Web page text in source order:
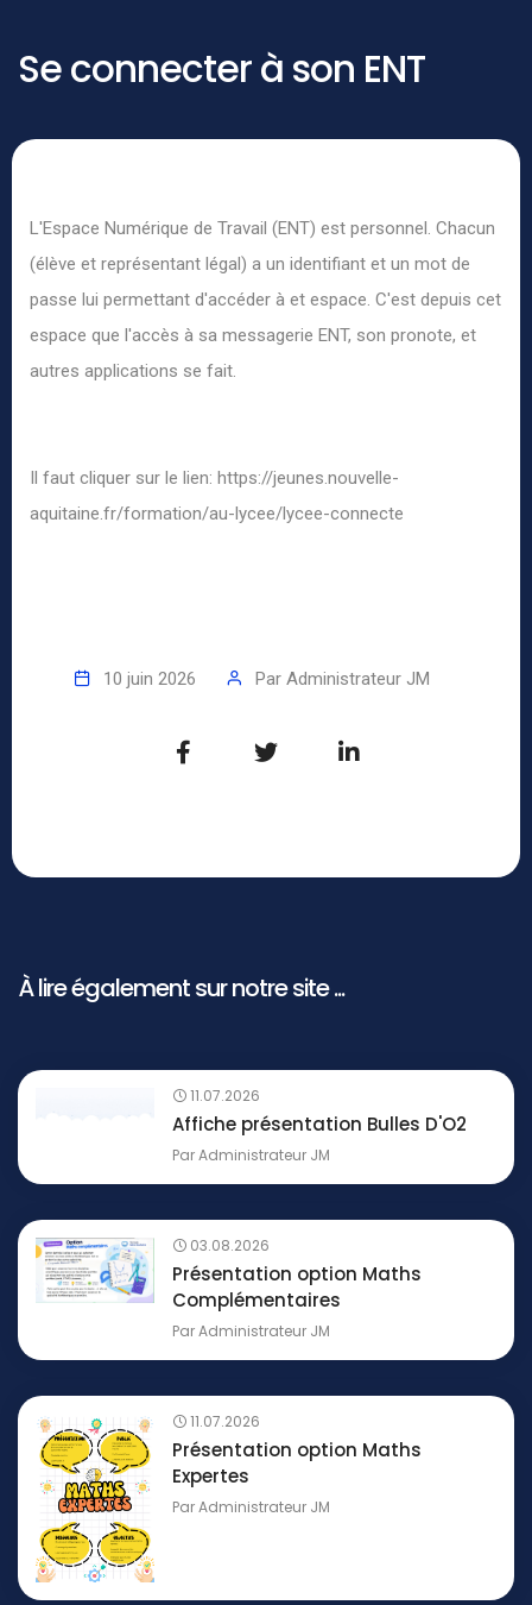
Se connecter à son ENT
L'Espace Numérique de Travail (ENT) est personnel. Chacun
(élève et représentant légal) a un identifiant et un mot de
passe lui permettant d'accéder à et espace. C'est depuis cet
espace que l'accès à sa messagerie ENT, son pronote, et
autres applications se fait.
Il faut cliquer sur le lien: https://jeunes.nouvelle-
aquitaine.fr/formation/au-lycee/lycee-connecte
10 juin 2026 Par Administrateur JM
À lire également sur notre site ...
11.07.2026
Affiche présentation Bulles D'O2
ParAdministrateur JM
03.08.2026
Présentation option Maths
Complémentaires
ParAdministrateur JM
11.07.2026
Présentation option Maths
Expertes
ParAdministrateur JM